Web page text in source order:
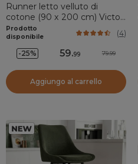
Runner letto velluto di
cotone (90 x 200 cm) Victor
Verde timo
Prodotto
disponibile
(4)
-25% 59.99 79.99
Aggiungo al carrello